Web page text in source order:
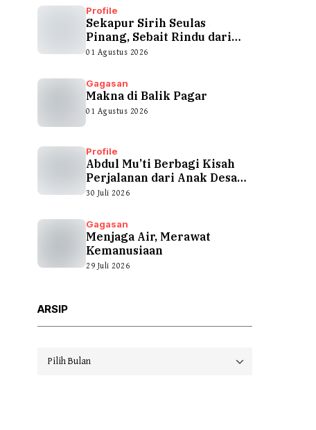
Profile
Sekapur Sirih Seulas
Pinang, Sebait Rindu dari
Tepian Teluk
01 Agustus 2026
Gagasan
Makna di Balik Pagar
01 Agustus 2026
Profile
Abdul Mu’ti Berbagi Kisah
Perjalanan dari Anak Desa
hingga...
30 Juli 2026
Gagasan
Menjaga Air, Merawat
Kemanusiaan
29 Juli 2026
ARSIP
Arsip